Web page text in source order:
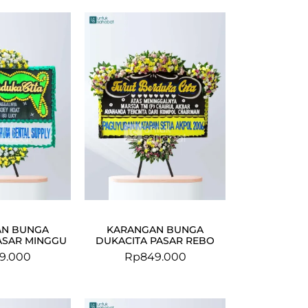
BUNGA
MINGGU
KARANGAN BUNGA
DUKACITA PASAR REBO
Rp849.000